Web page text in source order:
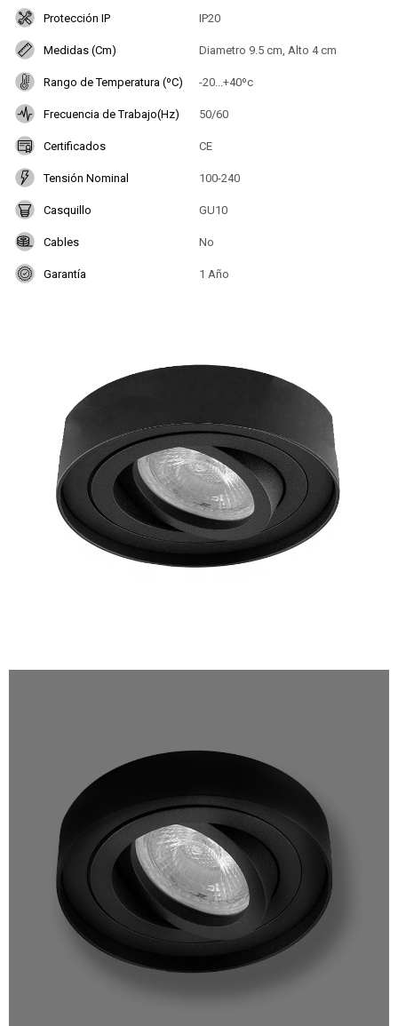
Protección IP IP20
Medidas (Cm) Diametro 9.5 cm, Alto 4 cm
Rango de Temperatura (ºC) -20...+40ºc
Frecuencia de Trabajo(Hz) 50/60
Certificados CE
Tensión Nominal 100-240
Casquillo GU10
Cables No
Garantía 1 Año